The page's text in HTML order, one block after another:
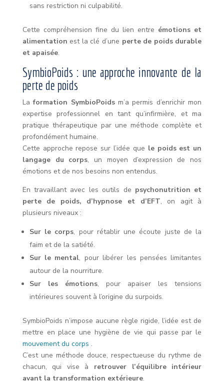
sans restriction ni culpabilité.
Cette compréhension fine du lien entre émotions et
alimentation est la clé d’une perte de poids durable
et apaisée.
SymbioPoids : une approche innovante de la
perte de poids
Laformation SymbioPoidsm’a permis d’enrichir mon
expertise professionnel en tant qu’infirmière, et ma
pratique thérapeutique par une méthode complète et
profondément humaine.
Cette approche repose sur l’idée que le poids est un
langage du corps, un moyen d’expression de nos
émotions et de nos besoins non entendus.
En travaillant avec les outils de psychonutrition et
perte de poids, d’hypnose et d’EFT, on agit à
plusieurs niveaux :
Sur le corps, pour rétablir une écoute juste de la
faim et de la satiété.
Sur le mental, pour libérer les pensées limitantes
autour de la nourriture.
Sur les émotions, pour apaiser les tensions
intérieures souvent à l’origine du surpoids.
SymbioPoids n’impose aucune règle rigide, l’idée est de
mettre en place une hygiène de vie qui passe par le
mouvement du corps .
C’est une méthode douce, respectueuse du rythme de
chacun, qui vise à retrouver l’équilibre intérieur
avant la transformation extérieure.